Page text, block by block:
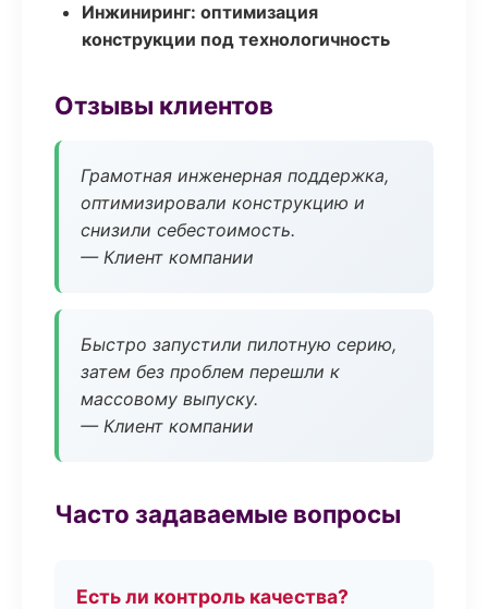
Инжиниринг: оптимизация
конструкции под технологичность
Отзывы клиентов
Грамотная инженерная поддержка,
оптимизировали конструкцию и
снизили себестоимость.
— Клиент компании
Быстро запустили пилотную серию,
затем без проблем перешли к
массовому выпуску.
— Клиент компании
Часто задаваемые вопросы
Есть ли контроль качества?